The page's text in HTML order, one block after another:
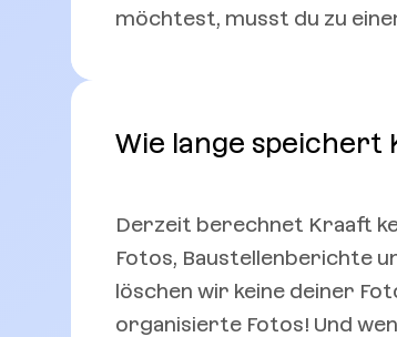
möchtest, musst du zu
Wie lange speichert
Derzeit berechnet Kraaft
Fotos, Baustellenberichte
löschen wir keine deiner
organisierte Fotos! Und